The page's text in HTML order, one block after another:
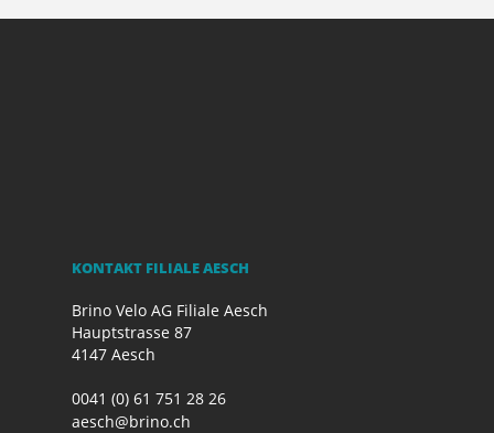
KONTAKT FILIALE AESCH
Brino Velo AG Filiale Aesch
Hauptstrasse 87
4147 Aesch
0041 (0) 61 751 28 26
aesch@brino.ch